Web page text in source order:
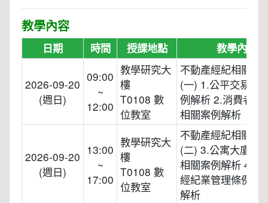
教學內容
日期 時間 授課地點 教學內容
2026-09-20
(週日)
09:00
~
12:00
教學研究大
樓
T0108 數
位教室
不動產經紀相關法
(一) 1.公平交易法
例解析 2.消費者保
相關案例解析
2026-09-20
(週日)
13:00
~
17:00
教學研究大
樓
T0108 數
位教室
不動產經紀相關法
(二) 3.公寓大廈管
相關案例解析 4.不
經紀業管理條例相
解析